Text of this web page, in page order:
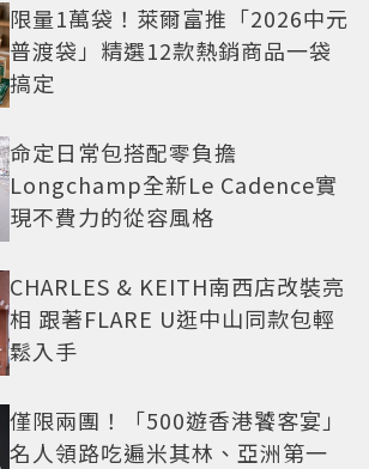
限量1萬袋！萊爾富推「2026中元
普渡袋」精選12款熱銷商品一袋
搞定
命定日常包搭配零負擔
Longchamp全新Le Cadence實
現不費力的從容風格
CHARLES & KEITH南西店改裝亮
相 跟著FLARE U逛中山同款包輕
鬆入手
僅限兩團！「500遊香港饕客宴」
名人領路吃遍米其林、亞洲第一